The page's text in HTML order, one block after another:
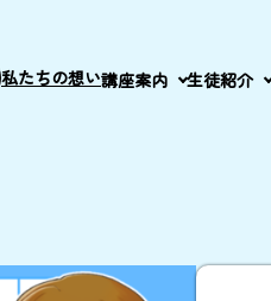
私たちの想い講座案内 生徒紹介